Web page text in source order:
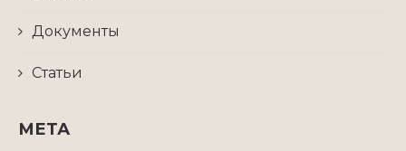
Документы
Статьи
МЕТА